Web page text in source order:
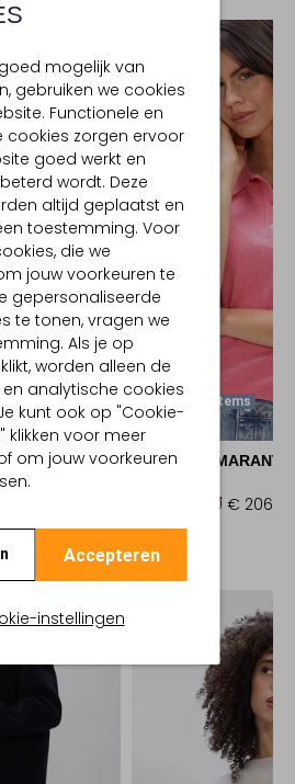
mogelijk van
gebruiken we cookies
Functionele en
cookies zorgen ervoor
goed werkt en
wordt. Deze
altijd geplaatst en
toestemming. Voor
die we
jouw voorkeuren te
gepersonaliseerde
te tonen, vragen we
Als je op
worden alleen de
analytische cookies
kunt ook op "Cookie-
klikken voor meer
om jouw voorkeuren
Accepteren
instellingen
Laatste Items
ISABEL MARANT
€ 295,00 € 206,99